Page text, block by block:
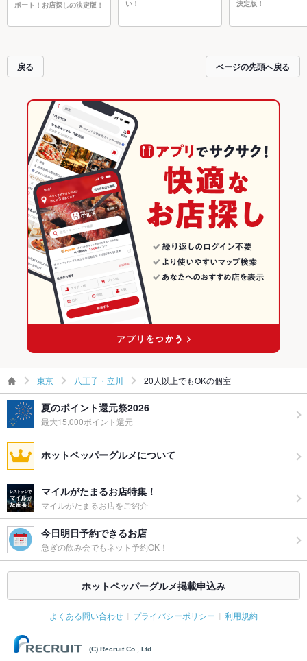
ポート！お店探しの決定版！
い！
決定版！
戻る ページの先頭へ戻る
東京 八王子・立川 20人以上でもOKの個室
夏のポイント還元祭2026
最大15,000ポイント還元
ホットペッパーグルメについて
マイルがたまるお店特集！
マイルがたまるお店をご紹介
今日明日予約できるお店
急ぎの飲み会でもネット予約OK！
ホットペッパーグルメ掲載申込み
よくある問い合わせ プライバシーポリシー 利用規約
(C) Recruit Co., Ltd.